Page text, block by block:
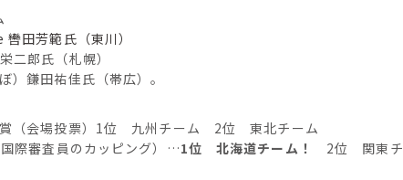
田芳範氏（東川）
二郎氏（札幌）
ぼ）鎌田祐佳氏（帯広）。
賞（会場投票）1位 九州チーム 2位 東北チーム
際審査員のカッピング）…1位 北海道チーム！
2位 関東チ